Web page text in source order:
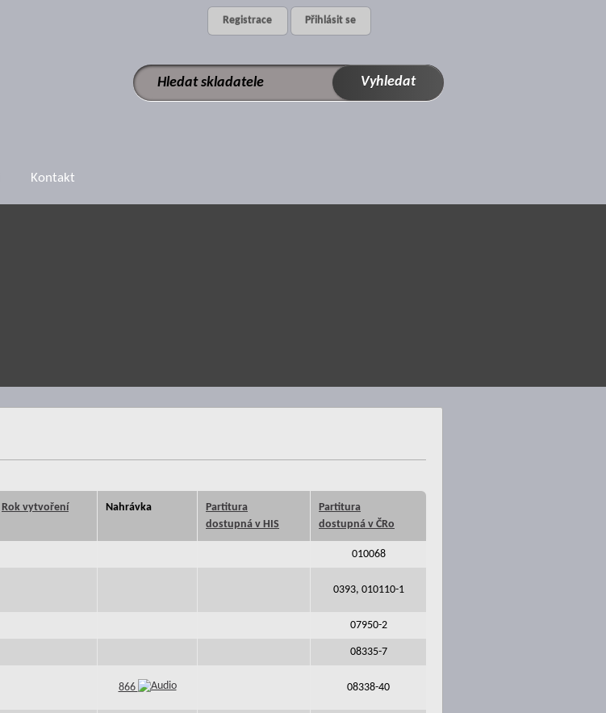
Registrace Přihlásit se
Kontakt
Rok vytvoření Nahrávka
Partitura
dostupná v HIS
Partitura
dostupná v ČRo
010068
0393, 010110-1
07950-2
08335-7
866 08338-40